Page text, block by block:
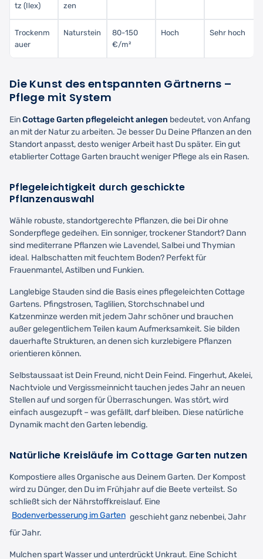
tz (Ilex)
zen
Trockenm
auer
Naturstein
80-150
€/m²
Hoch Sehr hoch
Die Kunst des entspannten Gärtnerns –
Pflege mit System
EinCottage Garten pflegeleicht anlegen bedeutet, von Anfang
an mit der Natur zu arbeiten. Je besser Du Deine Pflanzen an den
Standort anpasst, desto weniger Arbeit hast Du später. Ein gut
etablierter Cottage Garten braucht weniger Pflege als ein Rasen.
Pflegeleichtigkeit durch geschickte
Pflanzenauswahl
Wähle robuste, standortgerechte Pflanzen, die bei Dir ohne
Sonderpflege gedeihen. Ein sonniger, trockener Standort? Dann
sind mediterrane Pflanzen wie Lavendel, Salbei und Thymian
ideal. Halbschatten mit feuchtem Boden? Perfekt für
Frauenmantel, Astilben und Funkien.
Langlebige Stauden sind die Basis eines pflegeleichten Cottage
Gartens. Pfingstrosen, Taglilien, Storchschnabel und
Katzenminze werden mit jedem Jahr schöner und brauchen
außer gelegentlichem Teilen kaum Aufmerksamkeit. Sie bilden
dauerhafte Strukturen, an denen sich kurzlebigere Pflanzen
orientieren können.
Selbstaussaat ist Dein Freund, nicht Dein Feind. Fingerhut, Akelei,
Nachtviole und Vergissmeinnicht tauchen jedes Jahr an neuen
Stellen auf und sorgen für Überraschungen. Was stört, wird
einfach ausgezupft – was gefällt, darf bleiben. Diese natürliche
Dynamik macht den Garten lebendig.
Natürliche Kreisläufe im Cottage Garten nutzen
Kompostiere alles Organische aus Deinem Garten. Der Kompost
wird zu Dünger, den Du im Frühjahr auf die Beete verteilst. So
schließt sich der Nährstoffkreislauf. Eine
Bodenverbesserung im Garten geschieht ganz nebenbei, Jahr
für Jahr.
Mulchen spart Wasser und unterdrückt Unkraut. Eine Schicht